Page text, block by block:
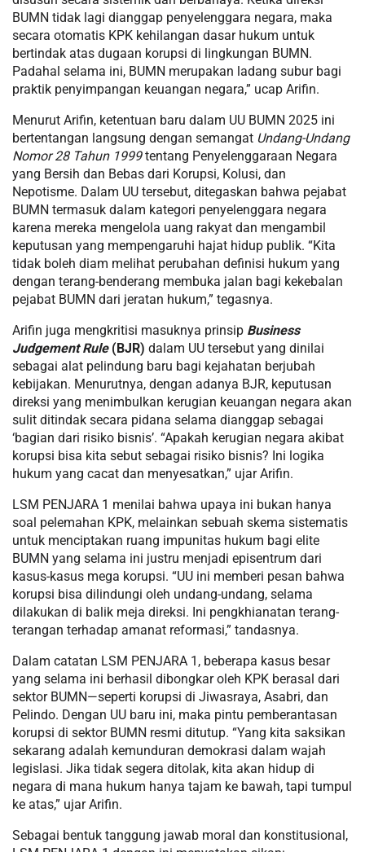
BUMN tidak lagi dianggap penyelenggara negara, maka
secara otomatis KPK kehilangan dasar hukum untuk
bertindak atas dugaan korupsi di lingkungan BUMN.
Padahal selama ini, BUMN merupakan ladang subur bagi
praktik penyimpangan keuangan negara,” ucap Arifin.
Menurut Arifin, ketentuan baru dalam UU BUMN 2025 ini
bertentangan langsung dengan semangat Undang-Undang
Nomor 28 Tahun 1999tentang Penyelenggaraan Negara
yang Bersih dan Bebas dari Korupsi, Kolusi, dan
Nepotisme. Dalam UU tersebut, ditegaskan bahwa pejabat
BUMN termasuk dalam kategori penyelenggara negara
karena mereka mengelola uang rakyat dan mengambil
keputusan yang mempengaruhi hajat hidup publik. “Kita
tidak boleh diam melihat perubahan definisi hukum yang
dengan terang-benderang membuka jalan bagi kekebalan
pejabat BUMN dari jeratan hukum,” tegasnya.
Arifin juga mengkritisi masuknya prinsip Business
Judgement Rule(BJR) dalam UU tersebut yang dinilai
sebagai alat pelindung baru bagi kejahatan berjubah
kebijakan. Menurutnya, dengan adanya BJR, keputusan
direksi yang menimbulkan kerugian keuangan negara akan
sulit ditindak secara pidana selama dianggap sebagai
‘bagian dari risiko bisnis’. “Apakah kerugian negara akibat
korupsi bisa kita sebut sebagai risiko bisnis? Ini logika
hukum yang cacat dan menyesatkan,” ujar Arifin.
LSM PENJARA 1 menilai bahwa upaya ini bukan hanya
soal pelemahan KPK, melainkan sebuah skema sistematis
untuk menciptakan ruang impunitas hukum bagi elite
BUMN yang selama ini justru menjadi episentrum dari
kasus-kasus mega korupsi. “UU ini memberi pesan bahwa
korupsi bisa dilindungi oleh undang-undang, selama
dilakukan di balik meja direksi. Ini pengkhianatan terang-
terangan terhadap amanat reformasi,” tandasnya.
Dalam catatan LSM PENJARA 1, beberapa kasus besar
yang selama ini berhasil dibongkar oleh KPK berasal dari
sektor BUMN—seperti korupsi di Jiwasraya, Asabri, dan
Pelindo. Dengan UU baru ini, maka pintu pemberantasan
korupsi di sektor BUMN resmi ditutup. “Yang kita saksikan
sekarang adalah kemunduran demokrasi dalam wajah
legislasi. Jika tidak segera ditolak, kita akan hidup di
negara di mana hukum hanya tajam ke bawah, tapi tumpul
ke atas,” ujar Arifin.
Sebagai bentuk tanggung jawab moral dan konstitusional,